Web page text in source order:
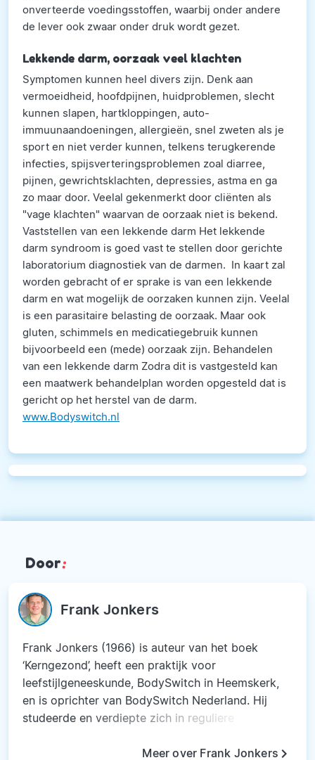
onverteerde voedingsstoffen, waarbij onder andere
de lever ook zwaar onder druk wordt gezet.
Lekkende darm, oorzaak veel klachten
Symptomen kunnen heel divers zijn. Denk aan
vermoeidheid, hoofdpijnen, huidproblemen, slecht
kunnen slapen, hartkloppingen, auto-
immuunaandoeningen, allergieën, snel zweten als je
sport en niet verder kunnen, telkens terugkerende
infecties, spijsverteringsproblemen zoal diarree,
pijnen, gewrichtsklachten, depressies, astma en ga
zo maar door. Veelal gekenmerkt door cliënten als
"vage klachten" waarvan de oorzaak niet is bekend.
Vaststellen van een lekkende darm Het lekkende
darm syndroom is goed vast te stellen door gerichte
laboratorium diagnostiek van de darmen. In kaart zal
worden gebracht of er sprake is van een lekkende
darm en wat mogelijk de oorzaken kunnen zijn. Veelal
is een parasitaire belasting de oorzaak. Maar ook
gluten, schimmels en medicatiegebruik kunnen
bijvoorbeeld een (mede) oorzaak zijn. Behandelen
van een lekkende darm Zodra dit is vastgesteld kan
een maatwerk behandelplan worden opgesteld dat is
gericht op het herstel van de darm.
www.Bodyswitch.nl
Door:
Frank Jonkers
Frank Jonkers (1966) is auteur van het boek
‘Kerngezond’, heeft een praktijk voor
leefstijlgeneeskunde, BodySwitch in Heemskerk,
en is oprichter van BodySwitch Nederland. Hij
studeerde en verdiepte zich in reguliere
en voedingsleer, coaching, fytotherapie,
Meer over Frank Jonkerskeyboard_arrow_right